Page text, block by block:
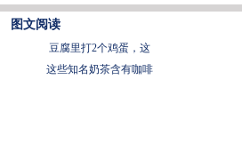
图文阅读
豆腐里打2个鸡蛋，这
这些知名奶茶含有咖啡